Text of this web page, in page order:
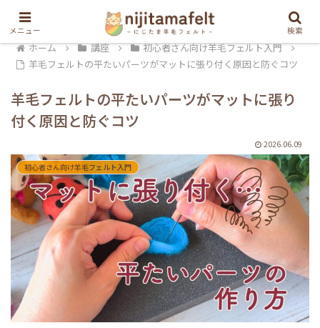
ホーム 講座
初心者さん向け羊毛フェルト入門
羊毛フェルトの平たいパーツがマットに張り付く原因と防ぐコツ
羊毛フェルトの平たいパーツがマットに張り
付く原因と防ぐコツ
2026.06.09
初心者さん向け羊毛フェルト入門
メニュー 検索